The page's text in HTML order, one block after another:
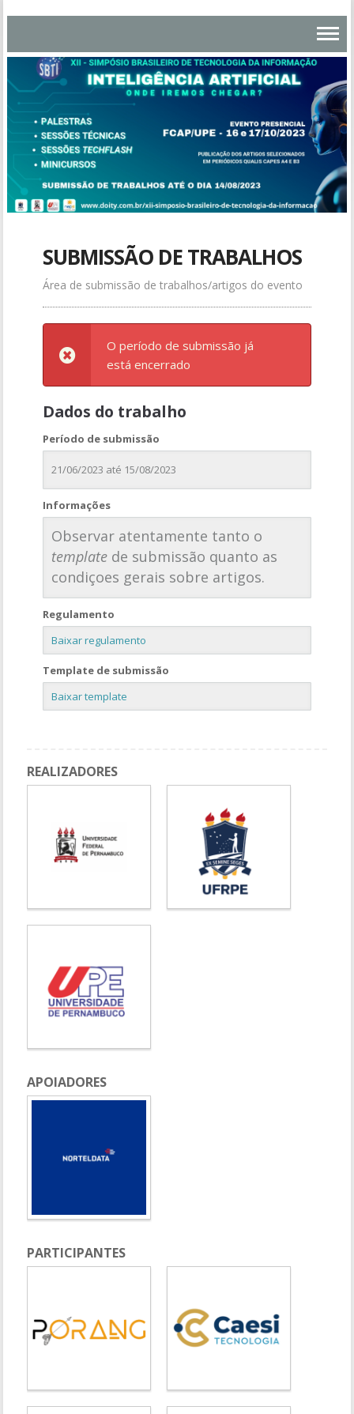
SUBMISSÃO DE TRABALHOS
Área de submissão de trabalhos/artigos do evento
O período de submissão já
está encerrado
Dados do trabalho
Período de submissão
21/06/2023 até 15/08/2023
Informações
Observar atentamente tanto o
template de submissão quanto as
condiçoes gerais sobre artigos.
Regulamento
Baixar regulamento
Template de submissão
Baixar template
REALIZADORES
APOIADORES
PARTICIPANTES